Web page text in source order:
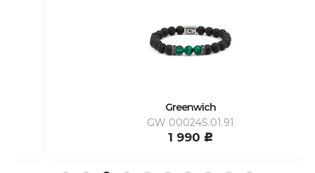
Greenwich
GW 00024S.01.91
1 990 c